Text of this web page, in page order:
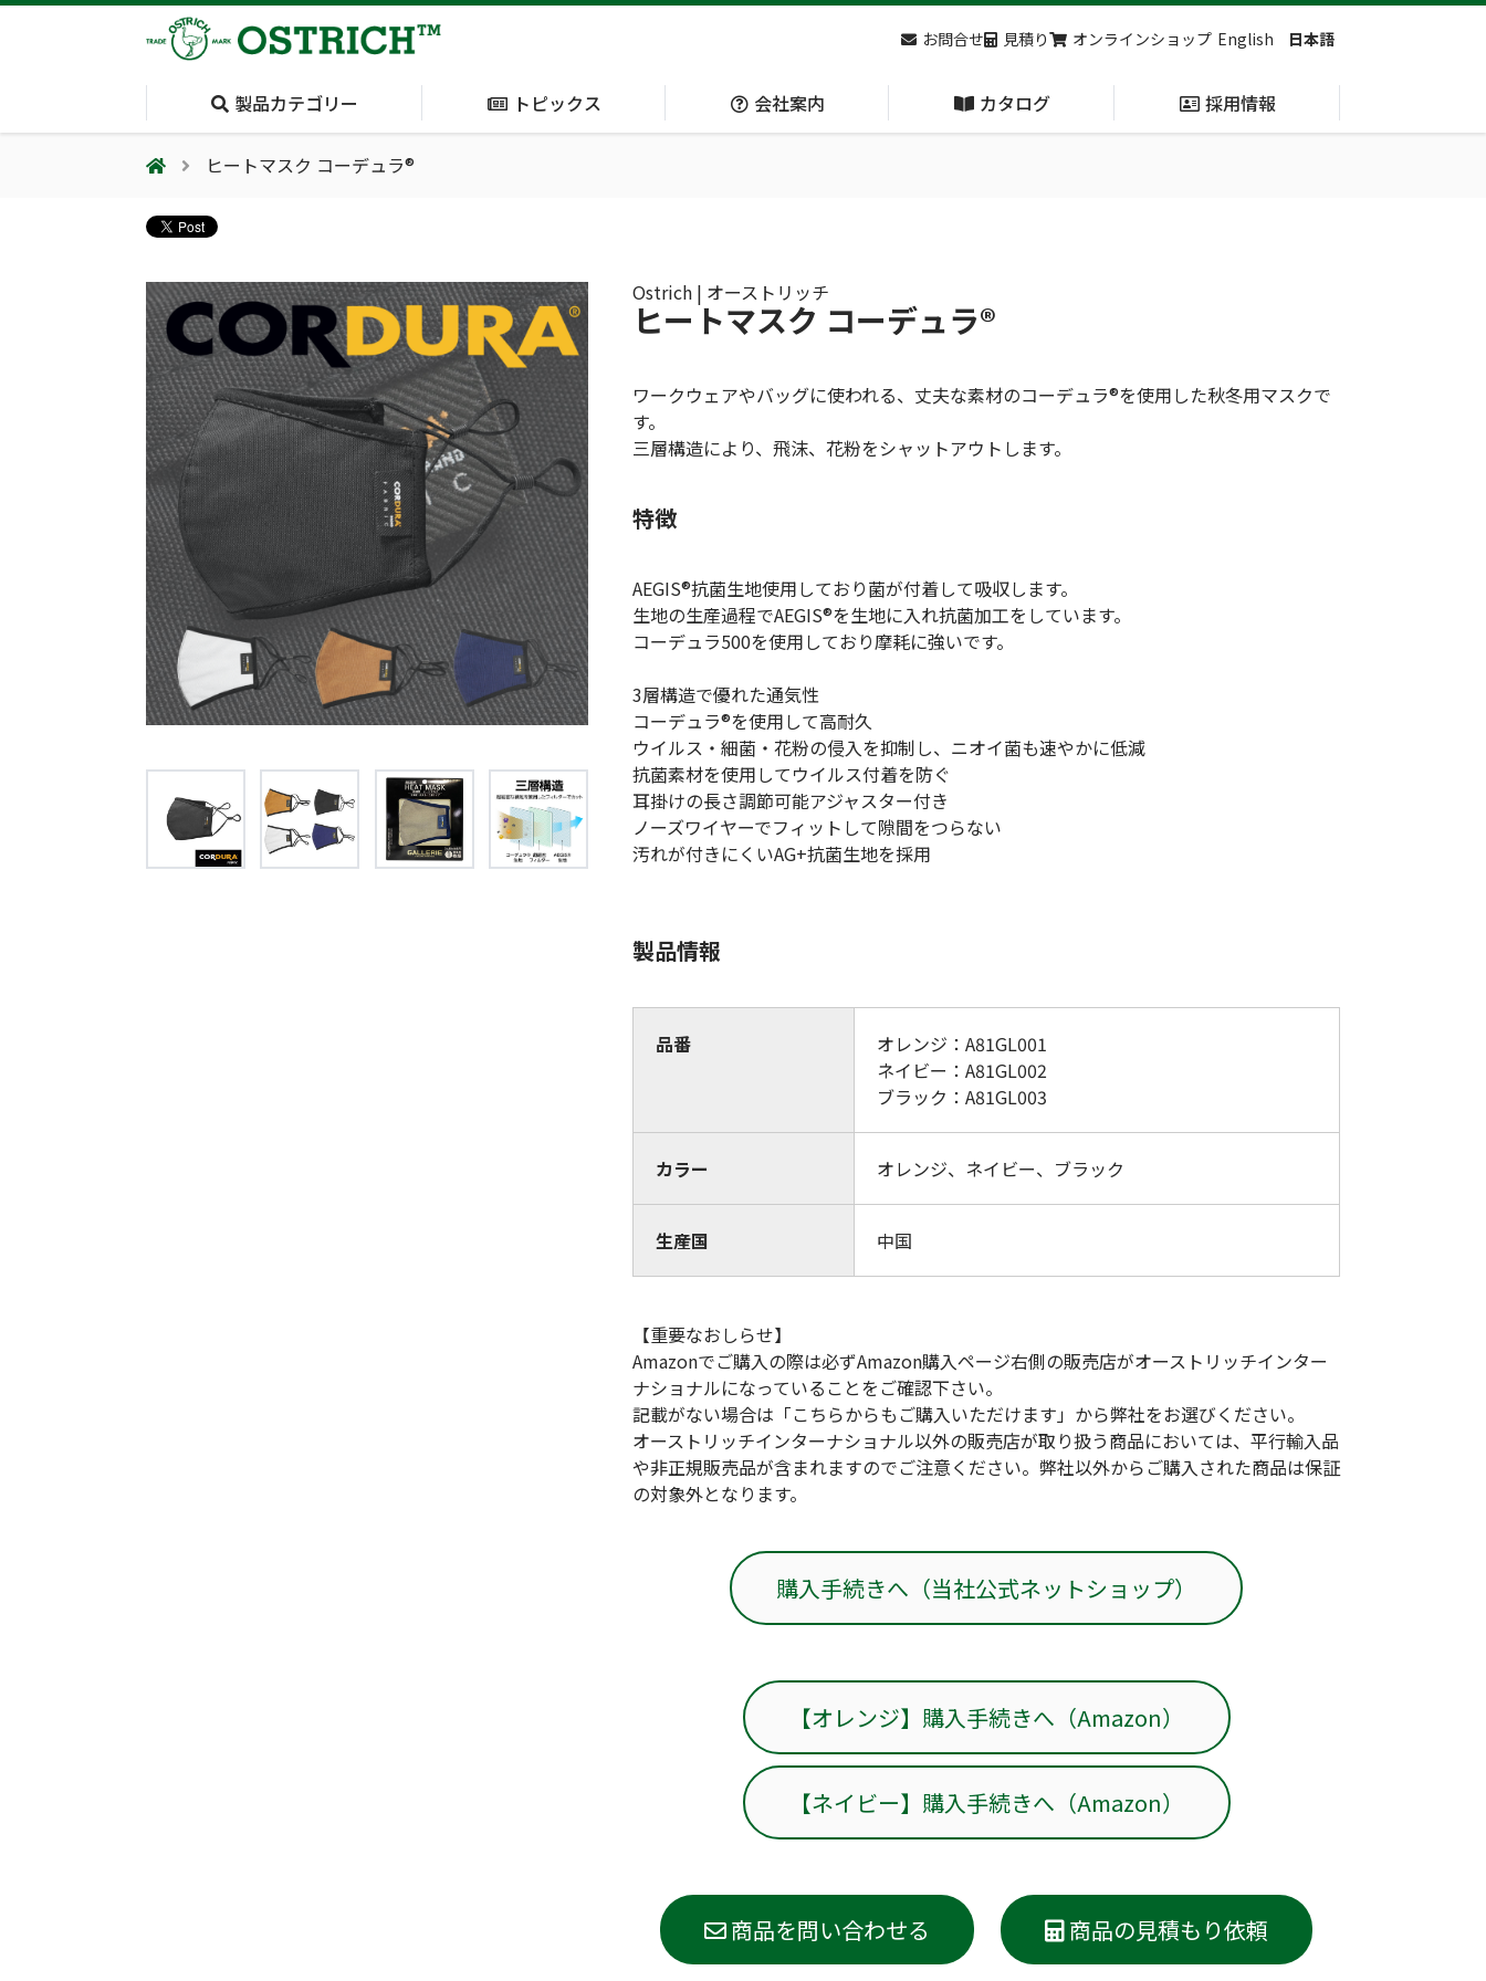
お問合せ 見積り オンラインショップ English 日本語
製品カテゴリー
System)
気道管理
(Airway)
呼吸管理
(Respiration)
もっと見る
検索
トピックス
夏季休業のお知らせ
オーストリッチ熊対策カタログ オーストリッチ防犯カタログ
もっと見る
会社案内
会社概要
カタログ 採用情報
採用情報（外部サイトに移動します）
ヒートマスク コーデュラ®
Ostrich | オーストリッチ
ヒートマスク コーデュラ®
ワークウェアやバッグに使われる、丈夫な素材のコーデュラ®を使用した秋冬用マスクで
す。
三層構造により、飛沫、花粉をシャットアウトします。
特徴
AEGIS®抗菌生地使用しており菌が付着して吸収します。
生地の生産過程でAEGIS®を生地に入れ抗菌加工をしています。
コーデュラ500を使用しており摩耗に強いです。
3層構造で優れた通気性
コーデュラ®を使用して高耐久
ウイルス・細菌・花粉の侵入を抑制し、ニオイ菌も速やかに低減
抗菌素材を使用してウイルス付着を防ぐ
耳掛けの長さ調節可能アジャスター付き
ノーズワイヤーでフィットして隙間をつらない
汚れが付きにくいAG+抗菌生地を採用
製品情報
品番
オレンジ：A81GL001
ネイビー：A81GL002
ブラック：A81GL003
カラー オレンジ、ネイビー、ブラック
生産国 中国
【重要なおしらせ】
Amazonでご購入の際は必ずAmazon購入ページ右側の販売店がオーストリッチインター
ナショナルになっていることをご確認下さい。
記載がない場合は「こちらからもご購入いただけます」から弊社をお選びください。
オーストリッチインターナショナル以外の販売店が取り扱う商品においては、平行輸入品
や非正規販売品が含まれますのでご注意ください。弊社以外からご購入された商品は保証
の対象外となります。
購入手続きへ（当社公式ネットショップ）
【オレンジ】購入手続きへ（Amazon）
【ネイビー】購入手続きへ（Amazon）
商品を問い合わせる 商品の見積もり依頼